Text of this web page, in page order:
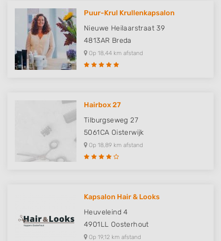
Puur-Krul Krullenkapsalon
Nieuwe Heilaarstraat 39
4813AR Breda
Op 18,44 km afstand
Hairbox 27
Tilburgseweg 27
5061CA Oisterwijk
Op 18,89 km afstand
Kapsalon Hair & Looks
Heuveleind 4
4901LL Oosterhout
Op 19,12 km afstand
Performance
Functional
Advertising